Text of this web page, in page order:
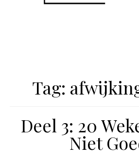
Tag:
Deel 3: 20
Niet